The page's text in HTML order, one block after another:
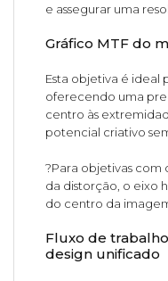
e assegurar uma
Gráfico MTF do
Esta objetiva é ideal
oferecendo uma
centro às
potencial criativo
?Para objetivas
da distorção, o eixo
do centro da
Fluxo de
design unificado